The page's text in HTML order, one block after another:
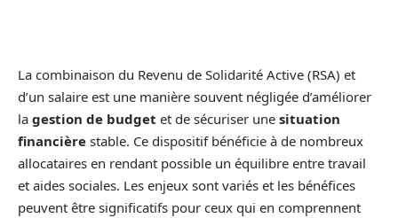
La combinaison du Revenu de Solidarité Active (RSA) et
d’un salaire est une manière souvent négligée d’améliorer
la gestion de budget et de sécuriser une situation
financière stable. Ce dispositif bénéficie à de nombreux
allocataires en rendant possible un équilibre entre travail
et aides sociales. Les enjeux sont variés et les bénéfices
peuvent être significatifs pour ceux qui en comprennent